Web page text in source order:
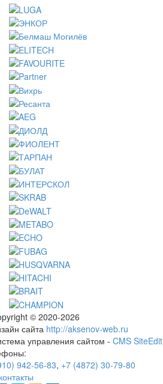
© 2020-2026
сайта http://aksenov-web.ru
управления сайтом - CMS SiteEdit
942-56-83, +7 (4872) 30-79-80